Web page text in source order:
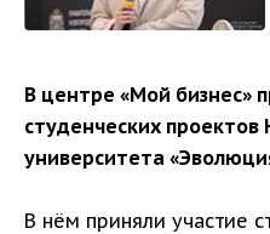
В центре «Мой бизнес»
студенческих проектов
университета
В нём приняли участие